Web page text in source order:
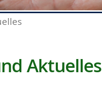
Aktuelles